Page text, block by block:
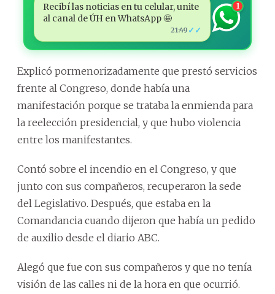
Recibí las noticias en tu celular, unite
al canal de ÚH en WhatsApp 🤩
21:49 ✓✓
1
Explicó pormenorizadamente que prestó servicios
frente al Congreso, donde había una
manifestación porque se trataba la enmienda para
la reelección presidencial, y que hubo violencia
entre los manifestantes.
Contó sobre el incendio en el Congreso, y que
junto con sus compañeros, recuperaron la sede
del Legislativo. Después, que estaba en la
Comandancia cuando dijeron que había un pedido
de auxilio desde el diario ABC.
Alegó que fue con sus compañeros y que no tenía
visión de las calles ni de la hora en que ocurrió.